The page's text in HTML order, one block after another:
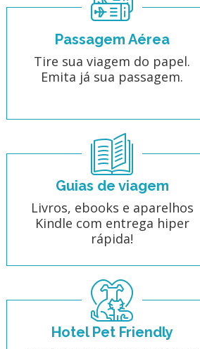
Passagem Aérea
Tire sua viagem do papel.
Emita já sua passagem.
Guias de viagem
Livros, ebooks e aparelhos
Kindle com entrega hiper
rápida!
Hotel Pet Friendly